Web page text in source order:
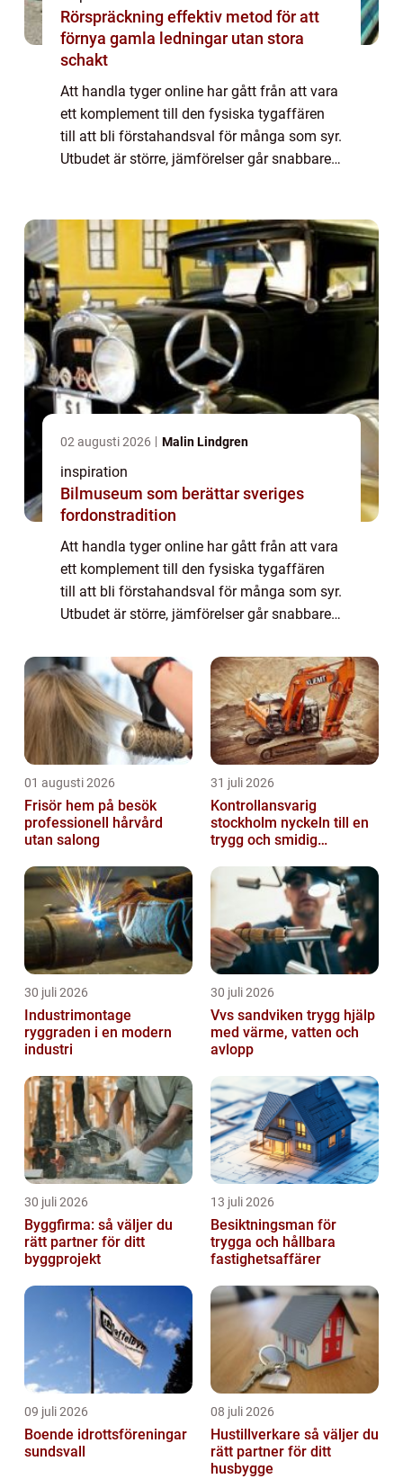
Rörspräckning effektiv metod för att
förnya gamla ledningar utan stora
schakt
Att handla tyger online har gått från att vara
ett komplement till den fysiska tygaffären
till att bli förstahandsval för många som syr.
Utbudet är större, jämförelser går snabbare
02 augusti 2026 Malin Lindgren
inspiration
Bilmuseum som berättar sveriges
fordonstradition
Att handla tyger online har gått från att vara
ett komplement till den fysiska tygaffären
till att bli förstahandsval för många som syr.
Utbudet är större, jämförelser går snabbare
planera nästa projekt. Samt...
01 augusti 2026
Frisör hem på besök
professionell hårvård
utan salong
31 juli 2026
Kontrollansvarig
stockholm nyckeln till en
trygg och smidig
30 juli 2026
Industrimontage
ryggraden i en modern
industri
30 juli 2026
Vvs sandviken trygg hjälp
med värme, vatten och
avlopp
30 juli 2026
Byggfirma: så väljer du
rätt partner för ditt
byggprojekt
13 juli 2026
Besiktningsman för
trygga och hållbara
fastighetsaffärer
09 juli 2026
Boende idrottsföreningar
sundsvall
08 juli 2026
Hustillverkare så väljer du
rätt partner för ditt
husbygge